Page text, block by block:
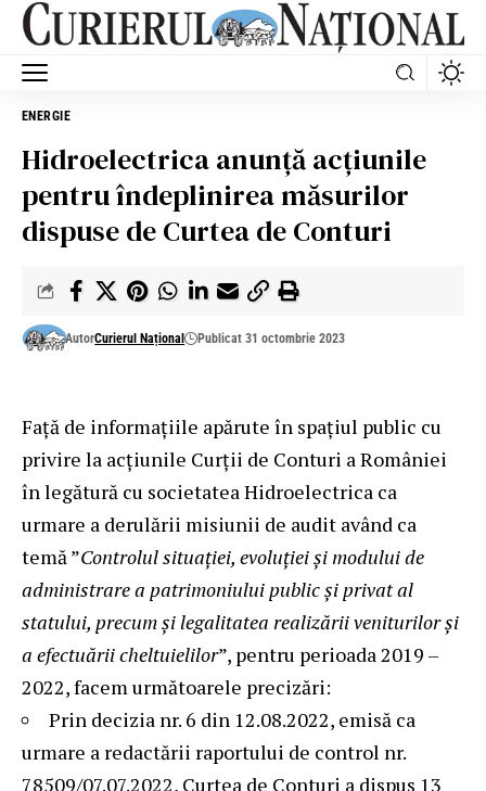
ENERGIE
Hidroelectrica anunță acțiunile
pentru îndeplinirea măsurilor
dispuse de Curtea de Conturi
AutorCurierul Național Publicat 31 octombrie 2023
Față de informațiile apărute în spațiul public cu
privire la acțiunile Curții de Conturi a României
în legătură cu societatea Hidroelectrica ca
urmare a derulării misiunii de audit având ca
temă ”Controlul situaţiei, evoluţiei şi modului de
administrare a patrimoniului public şi privat al
statului, precum şi legalitatea realizării veniturilor şi
a efectuării cheltuielilor”, pentru perioada 2019 –
2022, facem următoarele precizări:
Prin decizia nr. 6 din 12.08.2022, emisă ca
urmare a redactării raportului de control nr.
78509/07.07.2022, Curtea de Conturi a dispus 13